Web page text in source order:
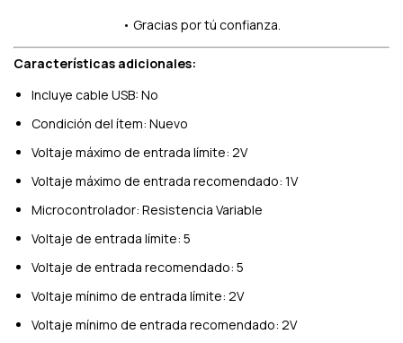
• Gracias por tú confianza.
Características adicionales:
Incluye cable USB: No
Condición del ítem: Nuevo
Voltaje máximo de entrada límite: 2V
Voltaje máximo de entrada recomendado: 1V
Microcontrolador: Resistencia Variable
Voltaje de entrada límite: 5
Voltaje de entrada recomendado: 5
Voltaje mínimo de entrada límite: 2V
Voltaje mínimo de entrada recomendado: 2V